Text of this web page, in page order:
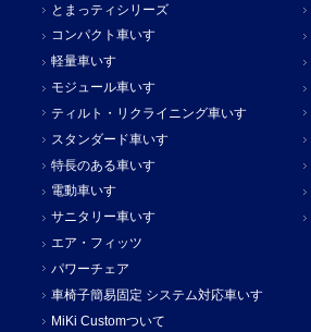
とまっティシリーズ
コンパクト車いす
軽量車いす
モジュール車いす
ティルト・リクライニング車いす
スタンダード車いす
特長のある車いす
電動車いす
サニタリー車いす
エア・フィッツ
パワーチェア
車椅子簡易固定 システム対応車いす
MiKi Customついて